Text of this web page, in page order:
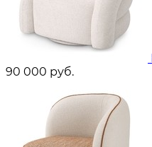
90 000 руб.